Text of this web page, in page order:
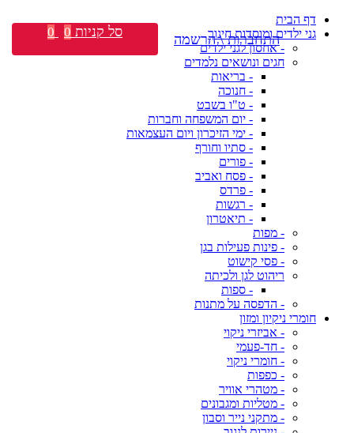
דף הבית
גני ילדים ומוסדות חינוך
- אחסון לגני ילדים
חגים ונושאים נלמדים
- בריאות
- חנוכה
- ט"ו בשבט
- יום המשפחה וחברות
- ימי הזיכרון ויום העצמאות
- סתיו וחורף
- פורים
- פסח ואביב
- פרדס
- רגשות
- תיאטרון
- מפות
- פינות פעילות בגן
- פסי קישוט
ריהוט לגן ולכיתה
- ספות
- הדפסה על מתנות
חומרי ניקיון ומזון
- אביזרי ניקוי
- חד-פעמי
- חומרי ניקוי
- כפפות
- מטהרי אוויר
- מטליות ומגבונים
- מתקני נייר וסבון
התחברות \ הרשמה סל קניות 0
0